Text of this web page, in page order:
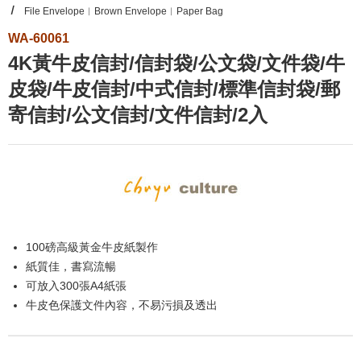
File Envelope︱Brown Envelope︱Paper Bag
WA-60061
4K黃牛皮信封/信封袋/公文袋/文件袋/牛
皮袋/牛皮信封/中式信封/標準信封袋/郵
寄信封/公文信封/文件信封/2入
100磅高級黃金牛皮紙製作
紙質佳，書寫流暢
可放入300張A4紙張
牛皮色保護文件內容，不易污損及透出